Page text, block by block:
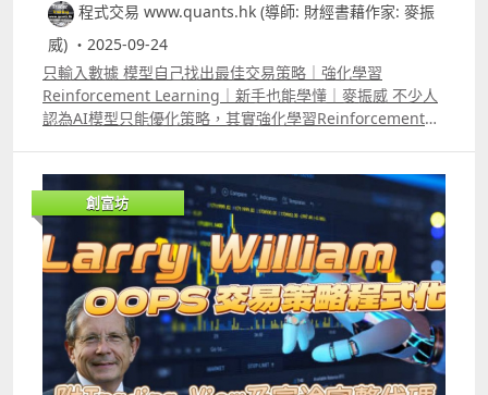
httpsyoutu.beIHqAB98gwaUsi=zSeuhTMtBfBBzeb
Backtest Report
httpswww.tradingview.comscriptero6ddTkAftermarket
%E4%B8%8B%E5%96%AEStrategy 4 T33_香港期指策略
YouTube介紹影片
httpsyoutu.bekoYtAO9AZKksi=k5H9jsOnUma53K9
Backtest Report
httpswww.tradingview.comscriptYpZG1OnXT33%E9%A
6%99%E6%B8%AF%E6%9C%9F%E6%8C%87%E7%89%8
8beta17autotrade%E7%89%88%E6%9C%AC 5 著名個人
炒家John Carter 自創策略1年賺1800萬美元 改良版
YouTube介紹影片
httpsyoutu.beFQzQ8o4pz_4si=zF10XqrlCw8wbgP9
Backtest Report
httpswww.tradingview.comscriptGn7udQ7mTTM%E8%
83%8C%E9%A6%B3%E6%94%B9%E8%89%AF%E7%89%
88 6 瑞典交易員Kristjan Kullamagi交易策略改良版
程式交易 www.quants.hk (導師: 財經書藉作家: 麥振
威) ・2025-09-24
只輸入數據 模型自己找出最佳交易策略｜強化學習
Reinforcement Learning｜新手也能學懂｜麥振威 不少人
認為AI模型只能優化策略，其實強化學習Reinforcement
構使用，我們把每個過程簡化，讓新手即使不懂數學公式、
不熟悉python語法，也能運用強化學習模型訓練出策略，以
及優化個人的交易策略。
_____________________________________________________________
___ Patreon 會員可選策略可自行backtest及autotrade 1
ICT策略改良版_美期版本 YouTube介紹影片
httpswww.youtube.comwatchv=_k16D3moiugamp;t=5s
Backtest Report
httpswww.tradingview.comscriptNJDkHQ5oICT%E7%AD
創富坊